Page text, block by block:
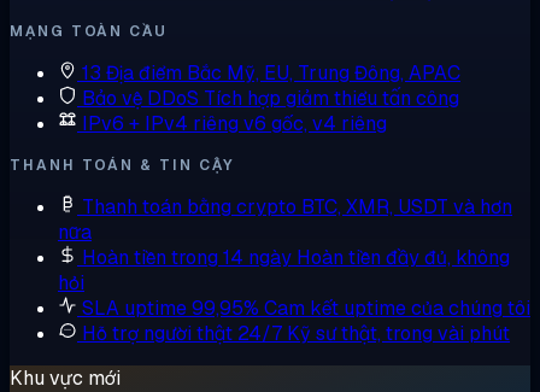
MẠNG TOÀN CẦU
13 Địa điểm Bắc Mỹ, EU, Trung Đông, APAC
Bảo vệ DDoS Tích hợp giảm thiểu tấn công
IPv6 + IPv4 riêng v6 gốc, v4 riêng
THANH TOÁN & TIN CẬY
Thanh toán bằng crypto BTC, XMR, USDT và hơn
nữa
Hoàn tiền trong 14 ngày Hoàn tiền đầy đủ, không
hỏi
SLA uptime 99,95% Cam kết uptime của chúng tôi
Hỗ trợ người thật 24/7 Kỹ sư thật, trong vài phút
Khu vực mới